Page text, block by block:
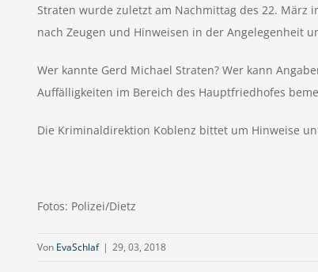
Straten wurde zuletzt am Nachmittag des 22. März
nach Zeugen und Hinweisen in der Angelegenheit
Wer kannte Gerd Michael Straten? Wer kann
Auffälligkeiten im Bereich des Hauptfriedhofes
Die Kriminaldirektion Koblenz bittet um Hinweise
Fotos: Polizei/Dietz
Von EvaSchlaf | 29, 03, 2018